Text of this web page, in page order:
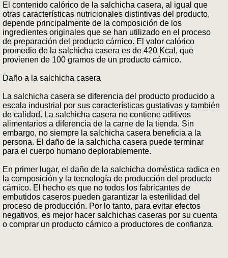
El contenido calórico de la salchicha casera, al igual que
otras características nutricionales distintivas del producto,
depende principalmente de la composición de los
ingredientes originales que se han utilizado en el proceso
de preparación del producto cárnico. El valor calórico
promedio de la salchicha casera es de 420 Kcal, que
provienen de 100 gramos de un producto cárnico.
Daño a la salchicha casera
La salchicha casera se diferencia del producto producido a
escala industrial por sus características gustativas y también
de calidad. La salchicha casera no contiene aditivos
alimentarios a diferencia de la carne de la tienda. Sin
embargo, no siempre la salchicha casera beneficia a la
persona. El daño de la salchicha casera puede terminar
para el cuerpo humano deplorablemente.
En primer lugar, el daño de la salchicha doméstica radica en
la composición y la tecnología de producción del producto
cárnico. El hecho es que no todos los fabricantes de
embutidos caseros pueden garantizar la esterilidad del
proceso de producción. Por lo tanto, para evitar efectos
negativos, es mejor hacer salchichas caseras por su cuenta
o comprar un producto cárnico a productores de confianza.